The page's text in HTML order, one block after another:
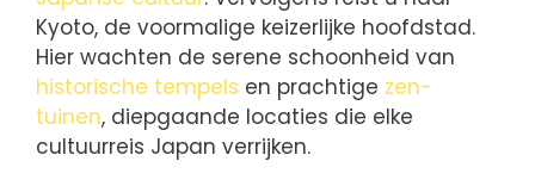
Kyoto, de voormalige keizerlijke hoofdstad.
Hier wachten de serene schoonheid van
historische tempels en prachtige zen-
tuinen, diepgaande locaties die elke
cultuurreis Japan verrijken.